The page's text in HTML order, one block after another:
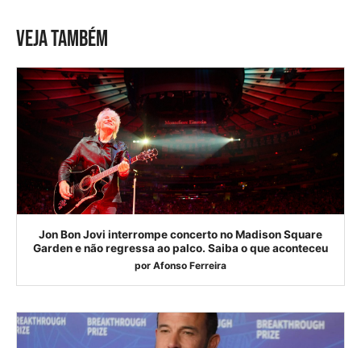
VEJA TAMBÉM
Jon Bon Jovi interrompe concerto no Madison Square
Garden e não regressa ao palco. Saiba o que aconteceu
por Afonso Ferreira